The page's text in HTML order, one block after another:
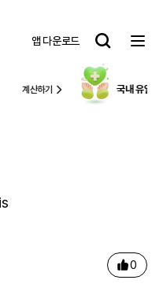
앱 다운로드
춤형 보험케어
0